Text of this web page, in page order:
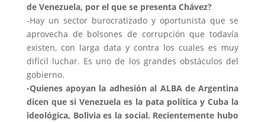
de Venezuela, por el que se presenta Chávez?
-Hay un sector burocratizado y oportunista que se
aprovecha de bolsones de corrupción que todavía
existen, con larga data y contra los cuales es muy
difícil luchar. Es uno de los grandes obstáculos del
gobierno.
-Quienes apoyan la adhesión al ALBA de Argentina
dicen que si Venezuela es la pata política y Cuba la
ideológica, Bolivia es la social. Recientemente hubo